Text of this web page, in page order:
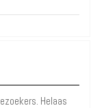
Helaas